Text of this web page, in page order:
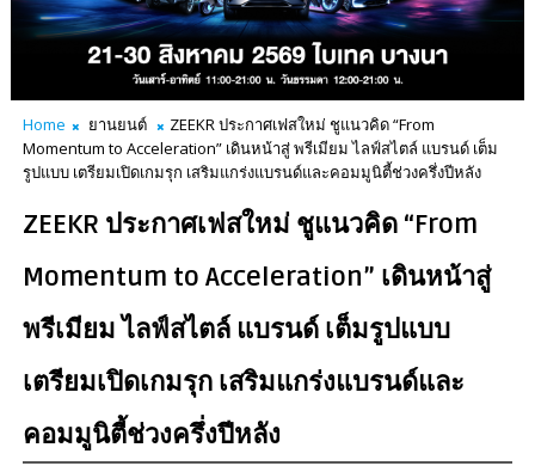
Home ยานยนต์
ZEEKR ประกาศเฟสใหม่ ชูแนวคิด “From
Momentum to Acceleration” เดินหน้าสู่ พรีเมียม ไลฟ์สไตล์ แบรนด์ เต็ม
รูปแบบ เตรียมเปิดเกมรุก เสริมแกร่งแบรนด์และคอมมูนิตี้ช่วงครึ่งปีหลัง
ZEEKR ประกาศเฟสใหม่ ชูแนวคิด “From
Momentum to Acceleration” เดินหน้าสู่
พรีเมียม ไลฟ์สไตล์ แบรนด์ เต็มรูปแบบ
เตรียมเปิดเกมรุก เสริมแกร่งแบรนด์และ
คอมมูนิตี้ช่วงครึ่งปีหลัง